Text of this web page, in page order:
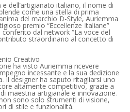
dell’artigianato italiano, il nome di
come una stella di prima
del marchio D-Style, Auriemma
premio “Eccellenze Italiane”
dal network “La voce del
straordinario al concetto di
Creativo
ha visto Auriemma ricevere
incessante e la sua dedizione
Il designer ha saputo ritagliarsi uno
altamente competitivo, grazie a
maestria artigianale e innovazione.
sono solo strumenti di visione,
di stile e funzionalità.